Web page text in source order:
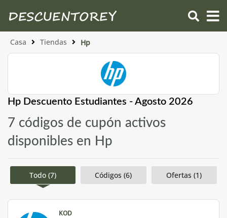
Casa Tiendas Hp
Hp Descuento Estudiantes - Agosto 2026
7 códigos de cupón activos
disponibles en Hp
Todo (7) Códigos (6) Ofertas (1)
KOD